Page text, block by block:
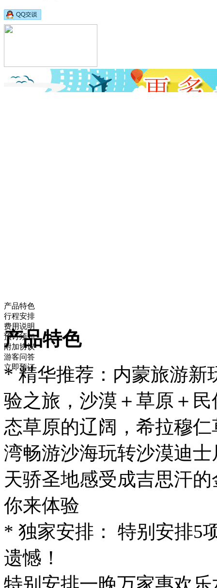
产品特色
行程安排
费用说明
预订须知
附加协议
游客问答
立即预订
产品特色
* 精华推荐：内蒙旅游新
验之旅，沙漠＋草原＋
态草原的辽阔，希拉穆
湾畅游沙海玩转沙漠迪士
天骄圣地感受成吉思汗
你来体验
* 独家安排： 特别安排5
遗憾！